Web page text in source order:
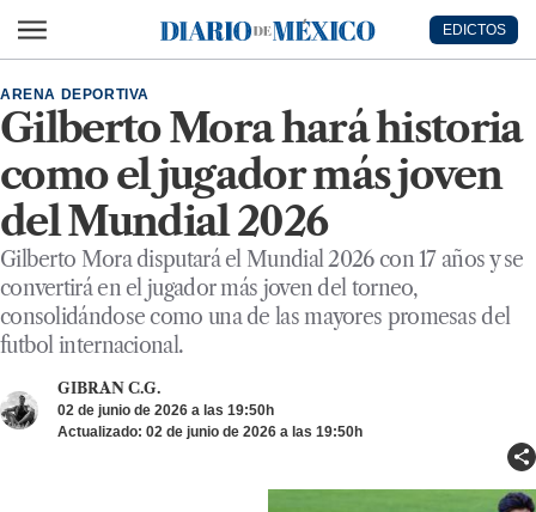
Diario de México
EDICTOS
Gilberto Mora hará historia
como el jugador más joven
del Mundial 2026
ARENA DEPORTIVA
Gilberto Mora disputará el Mundial 2026 con 17 años y se
convertirá en el jugador más joven del torneo,
consolidándose como una de las mayores promesas del
futbol internacional.
GIBRAN C.G.
02 de junio de 2026 a las 19:50h
Actualizado: 02 de junio de 2026 a las 19:50h